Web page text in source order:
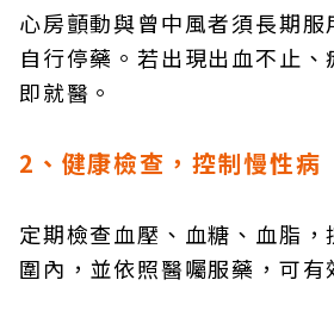
心房顫動與曾中風者須長期
自行停藥。若出現出血不止
即就醫。
2、健康檢查，控制慢性病
定期檢查血壓、血糖、血脂
圍內，並依照醫囑服藥，可有